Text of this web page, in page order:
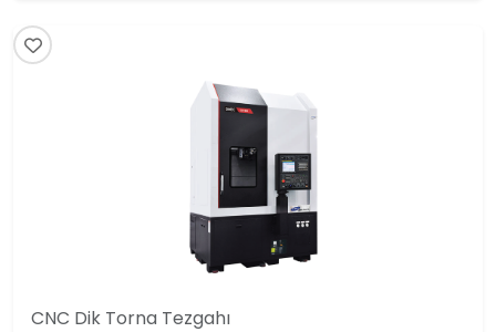
CNC Dik Torna Tezgahı